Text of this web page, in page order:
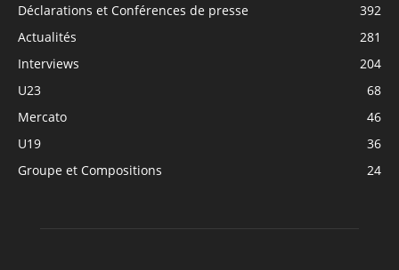
Déclarations et Conférences de presse
392
Actualités
281
Interviews
204
U23
68
Mercato
46
U19
36
Groupe et Compositions
24